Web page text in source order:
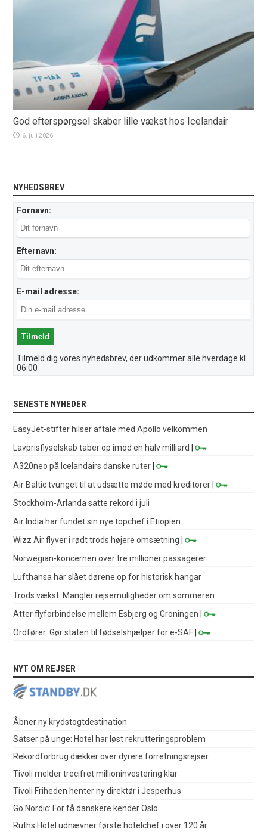
God efterspørgsel skaber lille vækst hos Icelandair
6. juli 2026
NYHEDSBREV
Fornavn:
Efternavn:
E-mail adresse:
Tilmeld dig vores nyhedsbrev, der udkommer alle hverdage kl.
06:00
SENESTE NYHEDER
EasyJet-stifter hilser aftale med Apollo velkommen
Lavprisflyselskab taber op imod en halv milliard
|
A320neo på Icelandairs danske ruter |
Air Baltic tvunget til at udsætte møde med kreditorer |
Stockholm-Arlanda satte rekord i juli
Air India har fundet sin nye topchef i Etiopien
Wizz Air flyver i rødt trods højere omsætning |
Norwegian-koncernen over tre millioner passagerer
Lufthansa har slået dørene op for historisk hangar
Trods vækst: Mangler rejsemuligheder om sommeren
Atter flyforbindelse mellem Esbjerg og Groningen |
Ordfører: Gør staten til fødselshjælper for e-SAF |
NYT OM REJSER
Åbner ny krydstogtdestination
Satser på unge: Hotel har løst rekrutteringsproblem
Rekordforbrug dækker over dyrere forretningsrejser
Tivoli melder trecifret millioninvestering klar
Tivoli Friheden henter ny direktør i Jesperhus
Go Nordic: For få danskere kender Oslo
Ruths Hotel udnævner første hotelchef i over 120 år